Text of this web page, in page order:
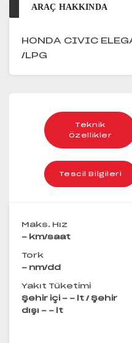
ARAÇ HAKKINDA
HONDA CIVIC
/LPG
Teknik
Özellikler
Tescil Bilgileri
Maks. Hız
- km/saat
Tork
- nm/dd
Yakıt Tüketimi
Şehir içi - - lt / Şehir
dışı - - lt